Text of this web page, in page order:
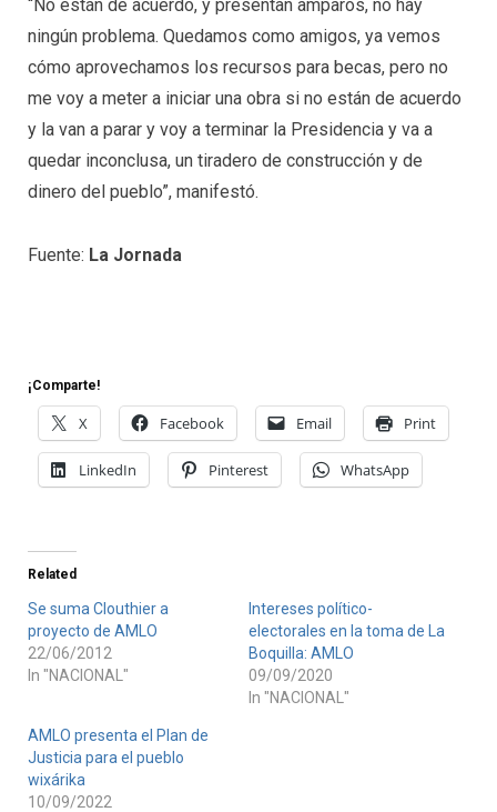
“No están de acuerdo, y presentan amparos, no hay
ningún problema. Quedamos como amigos, ya vemos
cómo aprovechamos los recursos para becas, pero no
me voy a meter a iniciar una obra si no están de acuerdo
y la van a parar y voy a terminar la Presidencia y va a
quedar inconclusa, un tiradero de construcción y de
dinero del pueblo”, manifestó.
Fuente: La Jornada
¡Comparte!
X Facebook Email Print
LinkedIn Pinterest WhatsApp
Related
Se suma Clouthier a
proyecto de AMLO
22/06/2012
In "NACIONAL"
Intereses político-
electorales en la toma de La
Boquilla: AMLO
09/09/2020
In "NACIONAL"
AMLO presenta el Plan de
Justicia para el pueblo
wixárika
10/09/2022